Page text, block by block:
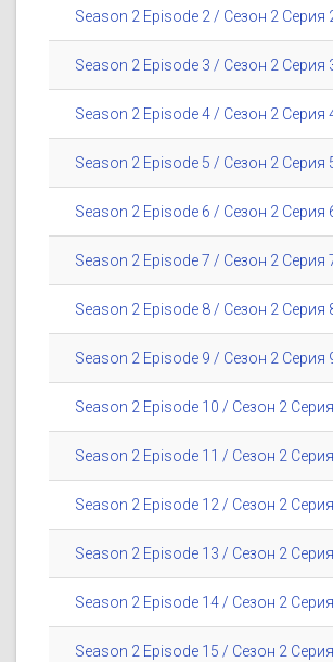
Season 2 Episode 2 / Сезон 2 Серия
Season 2 Episode 3 / Сезон 2 Серия
Season 2 Episode 4 / Сезон 2 Серия
Season 2 Episode 5 / Сезон 2 Серия
Season 2 Episode 6 / Сезон 2 Серия
Season 2 Episode 7 / Сезон 2 Серия
Season 2 Episode 8 / Сезон 2 Серия
Season 2 Episode 9 / Сезон 2 Серия
Season 2 Episode 10 / Сезон 2
Season 2 Episode 11 / Сезон 2 Серия
Season 2 Episode 12 / Сезон 2
Season 2 Episode 13 / Сезон 2
Season 2 Episode 14 / Сезон 2
Season 2 Episode 15 / Сезон 2